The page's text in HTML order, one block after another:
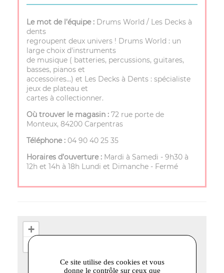
Le mot de l’équipe : Drums World / Les Decks à
dents
regroupent deux univers ! Drums World : un
large choix d'instruments
de musique ( batteries, percussions, guitares,
basses, pianos et
accessoires…) et Les Decks à Dents : spécialiste
jeux de plateau et
cartes à collectionner.
Où trouver le magasin : 72 rue porte de
Monteux, 84200 Carpentras
Téléphone : 04 90 40 25 35
Horaires d’ouverture : Mardi à Samedi - 9h30 à
12h et 14h à 18h Lundi et Dimanche - Fermé
+
−
Ce site utilise des cookies et vous
donne le contrôle sur ceux que